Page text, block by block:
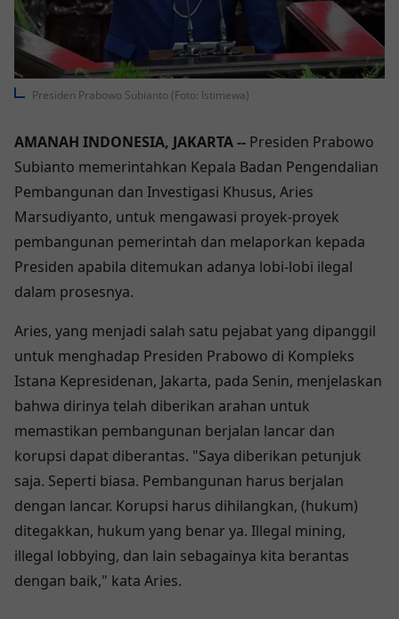
Presiden Prabowo Subianto (Foto: Istimewa)
AMANAH INDONESIA, JAKARTA-- Presiden Prabowo
Subianto memerintahkan Kepala Badan Pengendalian
Pembangunan dan Investigasi Khusus, Aries
Marsudiyanto, untuk mengawasi proyek-proyek
pembangunan pemerintah dan melaporkan kepada
Presiden apabila ditemukan adanya lobi-lobi ilegal
dalam prosesnya.
Aries, yang menjadi salah satu pejabat yang dipanggil
untuk menghadap Presiden Prabowo di Kompleks
Istana Kepresidenan, Jakarta, pada Senin, menjelaskan
bahwa dirinya telah diberikan arahan untuk
memastikan pembangunan berjalan lancar dan
korupsi dapat diberantas. "Saya diberikan petunjuk
saja. Seperti biasa. Pembangunan harus berjalan
dengan lancar. Korupsi harus dihilangkan, (hukum)
ditegakkan, hukum yang benar ya. Illegal mining,
illegal lobbying, dan lain sebagainya kita berantas
dengan baik," kata Aries.